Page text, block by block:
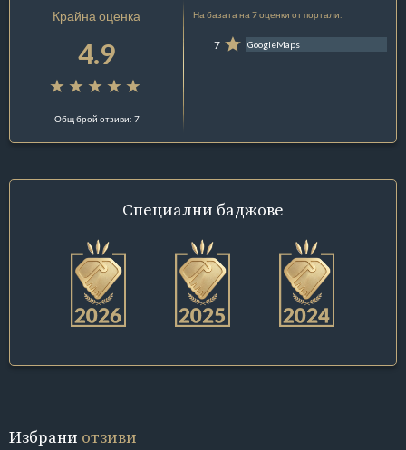
Крайна оценка
4.9
Общ брой отзиви: 7
На базата на 7 оценки от портали:
7 GoogleMaps
Специални баджове
Избрани отзиви